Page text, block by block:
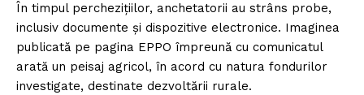
În timpul perchezițiilor, anchetatorii au strâns probe,
inclusiv documente și dispozitive electronice. Imaginea
publicată pe pagina EPPO împreună cu comunicatul
arată un peisaj agricol, în acord cu natura fondurilor
investigate, destinate dezvoltării rurale.